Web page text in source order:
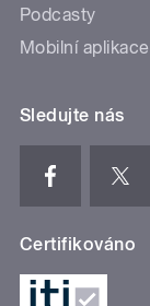
Podcasty
Mobilní aplikace
Sledujte nás
Certifikováno